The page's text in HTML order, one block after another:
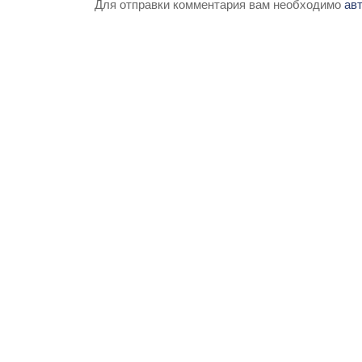
Для отправки комментария вам необходимо